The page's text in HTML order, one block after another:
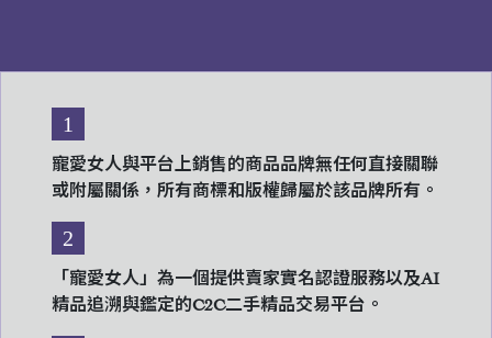
1
寵愛女人與平台上銷售的商品品牌無任何直接關聯
或附屬關係，所有商標和版權歸屬於該品牌所有。
2
「寵愛女人」為一個提供賣家實名認證服務以及AI
精品追溯與鑑定的C2C二手精品交易平台。